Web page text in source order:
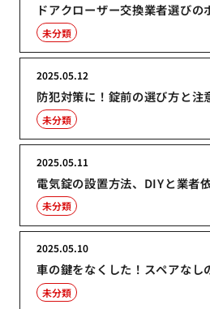
ドアクローザー交換業者選びの
未分類
防犯対策に！錠前の選び方と注
2025.05.12
未分類
電気錠の設置方法、DIYと業者
2025.05.11
未分類
車の鍵をなくした！スペアなし
2025.05.10
未分類